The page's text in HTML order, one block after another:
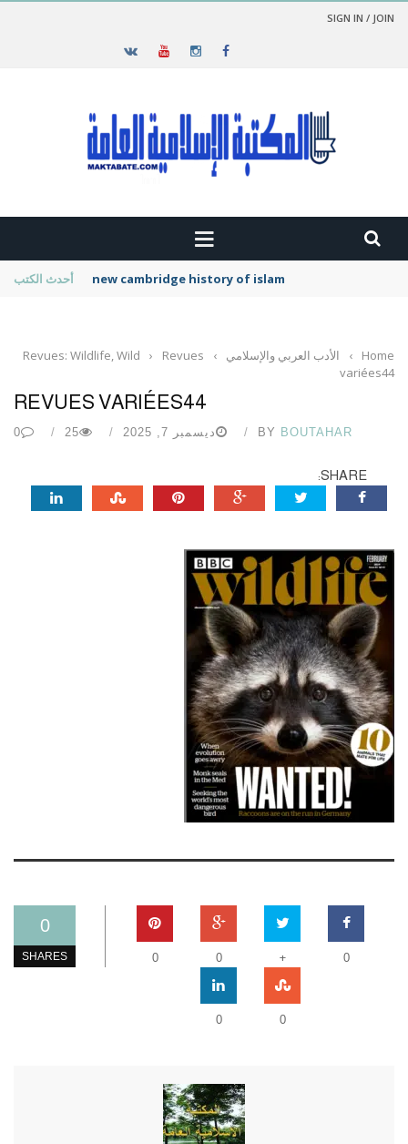
SIGN IN / JOIN
أحدث الكتب new cambridge history of islam
Home
› الأدب العربي والإسلامي ›
Revues: Wildlife, Wild ›
Revues
variées44
REVUES VARIÉES44
BY BOUTAHAR ديسمبر 7, 2025 25
0
SHARE:
0
SHARES 0
+
0
0
0
0